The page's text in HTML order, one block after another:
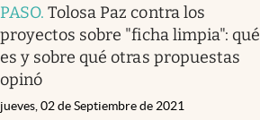
PASO.Tolosa Paz contra los
proyectos sobre "ficha limpia": qué
es y sobre qué otras propuestas
opinó
jueves, 02 de Septiembre de 2021